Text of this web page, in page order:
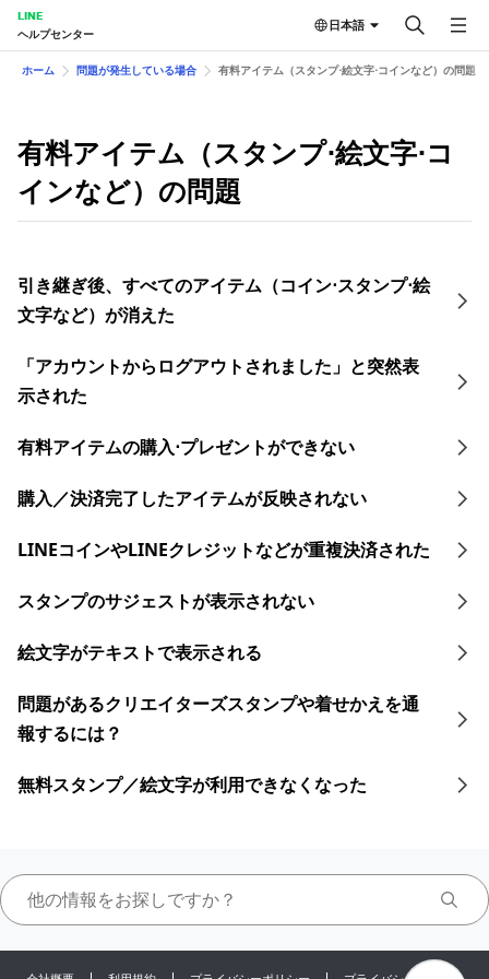
LINE
ヘルプセンター
日本語
ホーム 問題が発生している場合 有料アイテム（スタンプ⋅絵文字⋅コインなど）の問題
有料アイテム（スタンプ⋅絵文字⋅コ
インなど）の問題
引き継ぎ後、すべてのアイテム（コイン⋅スタンプ⋅絵
文字など）が消えた
「アカウントからログアウトされました」と突然表
示された
有料アイテムの購入⋅プレゼントができない
購入／決済完了したアイテムが反映されない
LINEコインや​LINEクレジットなどが​重複決済された​
スタンプのサジェストが表示されない
絵文字がテキストで表示される
問題があるクリエイターズスタンプや着せかえを通
報するには？
無料スタンプ／絵文字が利用できなくなった